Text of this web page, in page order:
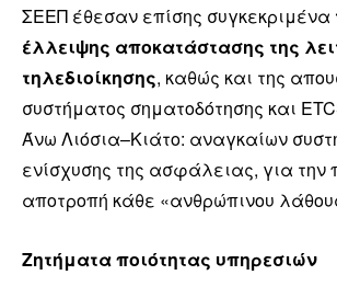
ΣΕΕΠ έθεσαν επίσης συγκεκριμένα
έλλειψης αποκατάστασης της
τηλεδιοίκησης, καθώς και της
συστήματος σηματοδότησης και
Άνω Λιόσια–Κιάτο: αναγκαίων
ενίσχυσης της ασφάλειας, για την
αποτροπή κάθε «ανθρώπινου
Ζητήματα ποιότητας υπηρεσιών